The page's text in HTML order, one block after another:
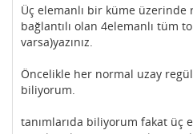
Üç elemanlı bir küme
bağlantılı olan 4elemanlı tüm
varsa)yazınız.
Öncelikle her normal uzay
biliyorum.
tanımlarıda biliyorum fakat üç